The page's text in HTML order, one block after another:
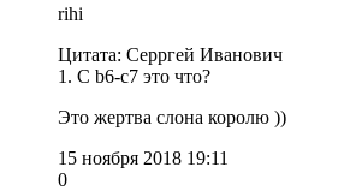
rihi
Цитата: Серргей Иванович
1. С b6-c7 это что?
Это жертва слона королю ))
15 ноября 2018 19:11
0